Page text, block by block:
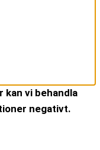
vi behandla
negativt.